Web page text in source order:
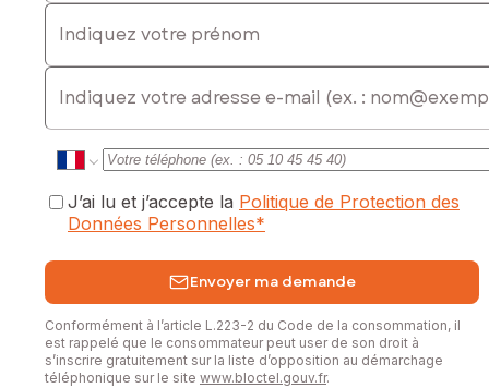
Indiquez votre prénom
E-mail
J’ai lu et j’accepte la Politique de Protection des
Données Personnelles*
Envoyer ma demande
Conformément à l’article L.223-2 du Code de la consommation, il
est rappelé que le consommateur peut user de son droit à
s’inscrire gratuitement sur la liste d’opposition au démarchage
téléphonique sur le site www.bloctel.gouv.fr.